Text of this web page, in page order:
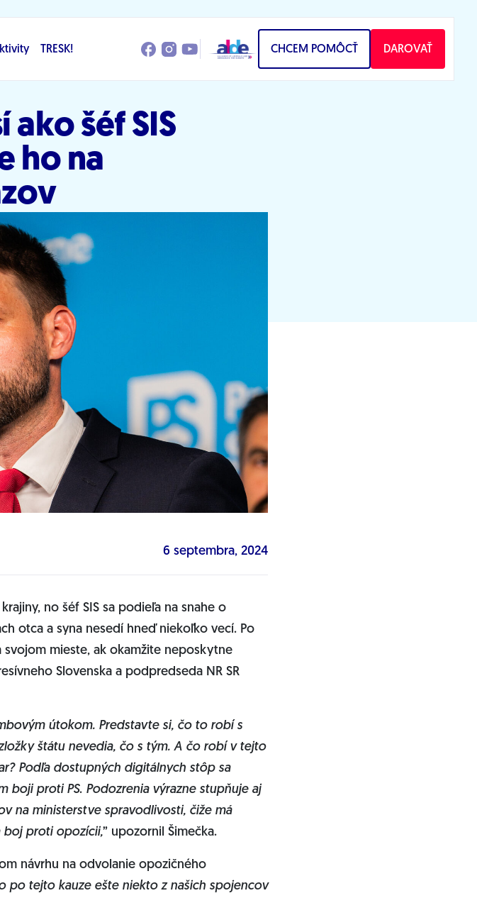
TRESK! CHCEM POMÔCŤ DAROVAŤ
ako šéf SIS
ho na
6 septembra, 2024
no šéf SIS sa podieľa na snahe o
otca a syna nesedí hneď niekoľko vecí. Po
svojom mieste, ak okamžite neposkytne
Slovenska a podpredseda NR SR
útokom. Predstavte si, čo to robí s
štátu nevedia, čo s tým. A čo robí v tejto
Podľa dostupných digitálnych stôp sa
boji proti PS. Podozrenia výrazne stupňuje aj
na ministerstve spravodlivosti, čiže má
boj proti opozícii,” upozornil Šimečka.
návrhu na odvolanie opozičného
po tejto kauze ešte niekto z našich spojencov